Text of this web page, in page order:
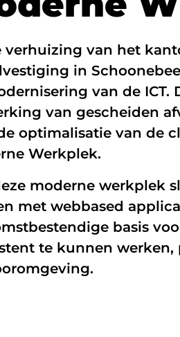
internet
datanetwerken
verhuizing van het
in
van de
van gescheiden
optimalisatie van de
Werkplek.
moderne werkplek
met webbased
basis
te kunnen werken,